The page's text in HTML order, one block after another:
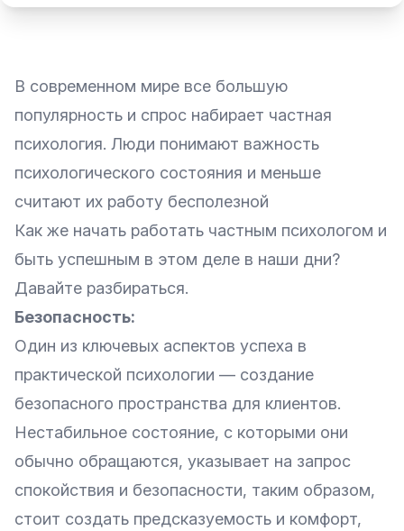
В современном мире все большую
популярность и спрос набирает частная
психология. Люди понимают важность
психологического состояния и меньше
считают их работу бесполезной
Как же начать работать частным психологом и
быть успешным в этом деле в наши дни?
Давайте разбираться.
Безопасность:
Один из ключевых аспектов успеха в
практической психологии — создание
безопасного пространства для клиентов.
Нестабильное состояние, с которыми они
обычно обращаются, указывает на запрос
спокойствия и безопасности, таким образом,
стоит создать предсказуемость и комфорт,